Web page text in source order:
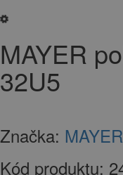
MAYER
32U5
Značka: MAYER
Kód produktu: